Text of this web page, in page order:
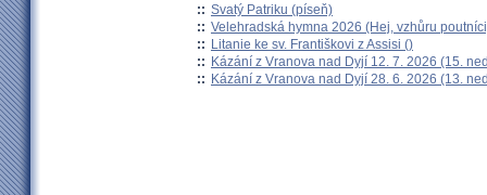
:: Svatý Patriku (píseň)
:: Velehradská hymna 2026 (Hej, vzhůru
:: Litanie ke sv. Františkovi z Assisi ()
:: Kázání z Vranova nad Dyjí 12. 7. 2026 (15.
:: Kázání z Vranova nad Dyjí 28. 6. 2026 (13.